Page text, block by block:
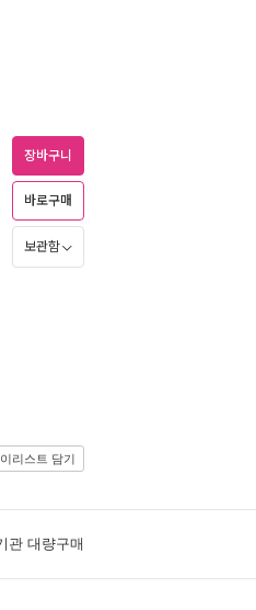
장바구니
바로구매
보관함
리스트 담기
관 대량구매